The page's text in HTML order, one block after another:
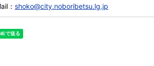
： shoko@city.noboribetsu.lg.jp